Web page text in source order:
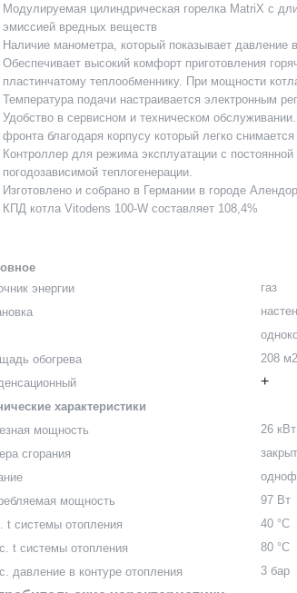
Модулируемая цилиндрическая горелка MatriX с
эмиссией вредных веществ
Наличие манометра, который показывает давление
Обеспечивает высокий комфорт приготовления
пластинчатому теплообменнику. При мощности
Температура подачи настраивается электронным
Удобство в сервисном и техническом
фронта благодаря корпусу который легко снимается
Контроллер для режима эксплуатации с
погодозависимой теплогенерации.
Изготовлено и собрано в Германии в городе
КПД котла Vitodens 100-W составляет 108,4%
энергии
газ
обогрева
208 м2
+
характеристики
мощность
26 кВт
сгорания
мощность
97 Вт
t системы отопления
40 °С
t системы отопления
80 °С
давление в контуре отопления
3 бар